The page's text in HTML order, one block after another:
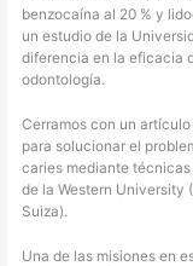
benzocaína al 20 % y
un estudio de la
diferencia en la eficacia
odontología.
Cerramos con un
para solucionar el
caries mediante
de la Western University
Suiza).
Una de las misiones en